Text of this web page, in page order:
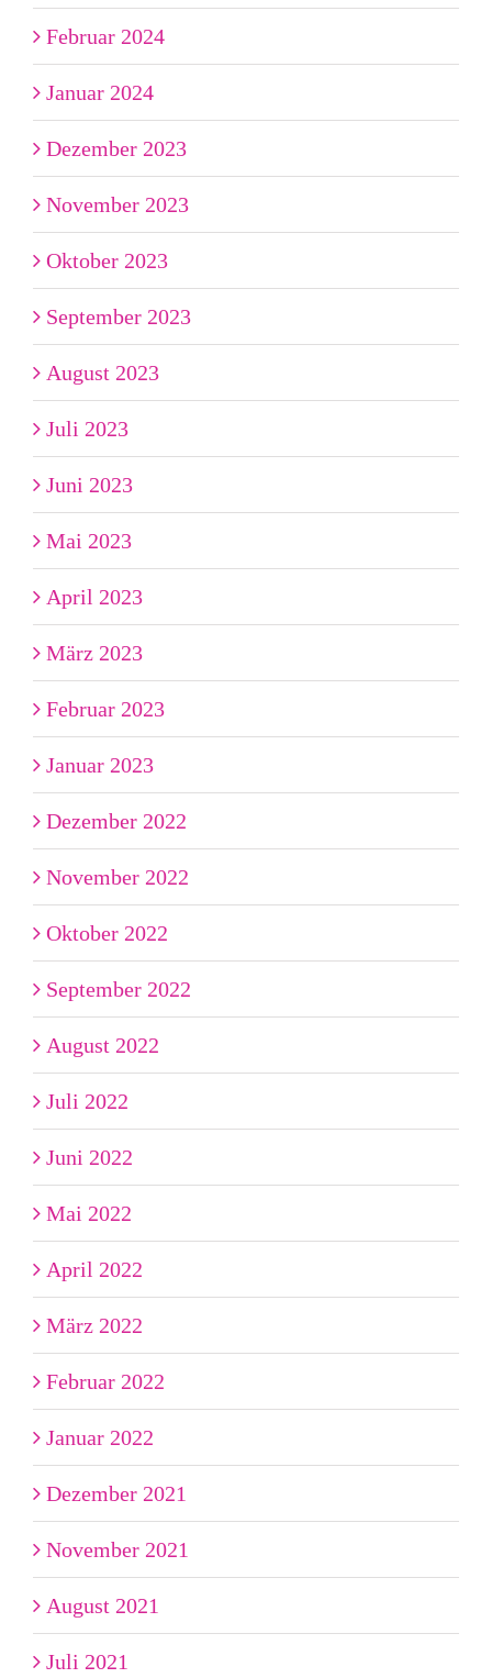
Februar 2024
Januar 2024
Dezember 2023
November 2023
Oktober 2023
September 2023
August 2023
Juli 2023
Juni 2023
Mai 2023
April 2023
März 2023
Februar 2023
Januar 2023
Dezember 2022
November 2022
Oktober 2022
September 2022
August 2022
Juli 2022
Juni 2022
Mai 2022
April 2022
März 2022
Februar 2022
Januar 2022
Dezember 2021
November 2021
August 2021
Juli 2021